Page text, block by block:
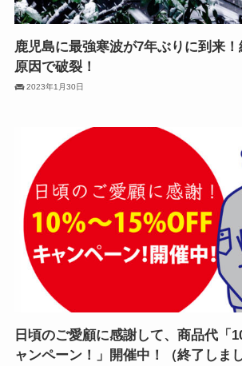
鹿児島に最強寒波が7年ぶりに到来
原因で破裂！
2023年1月30日
日頃のご愛顧に感謝して、商品代「
ャンペーン！」開催中！（終了しま